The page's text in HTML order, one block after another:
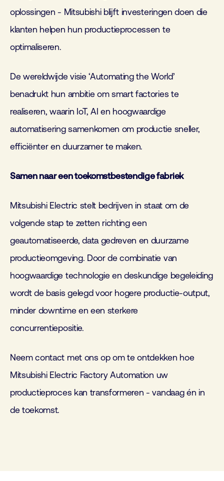
oplossingen - Mitsubishi blijft investeringen doen die
klanten helpen hun productieprocessen te
optimaliseren.
De wereldwijde visie ‘Automating the World’
benadrukt hun ambitie om smart factories te
realiseren, waarin IoT, AI en hoogwaardige
automatisering samenkomen om productie sneller,
efficiënter en duurzamer te maken.
Samen naar een toekomstbestendige fabriek
Mitsubishi Electric stelt bedrijven in staat om de
volgende stap te zetten richting een
geautomatiseerde, data gedreven en duurzame
productieomgeving. Door de combinatie van
hoogwaardige technologie en deskundige begeleiding
wordt de basis gelegd voor hogere productie-output,
minder downtime en een sterkere
concurrentiepositie.
Neem contact met ons op om te ontdekken hoe
Mitsubishi Electric Factory Automation uw
productieproces kan transformeren - vandaag én in
de toekomst.